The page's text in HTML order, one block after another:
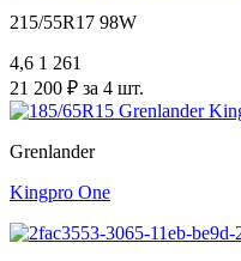
215/55R17 98W
4,6 1 261
21 200 ₽ за 4 шт.
Grenlander
Kingpro One